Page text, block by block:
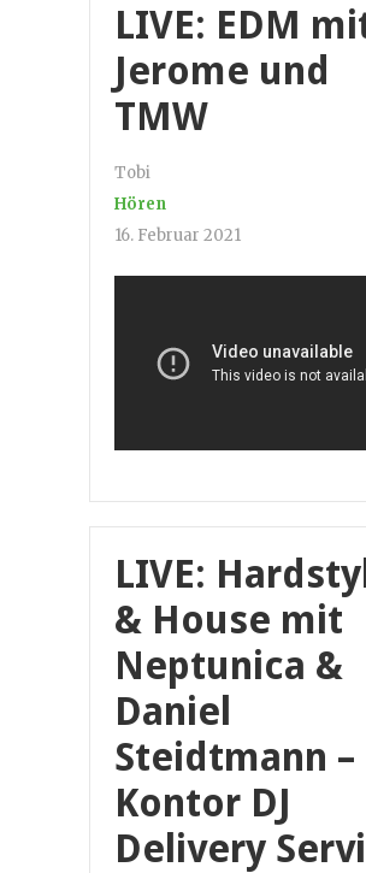
LIVE: EDM
Jerome und
TMW
Tobi
Hören
16. Februar 2021
LIVE:
& House mit
Neptunica &
Daniel
Steidtmann –
Kontor DJ
Delivery